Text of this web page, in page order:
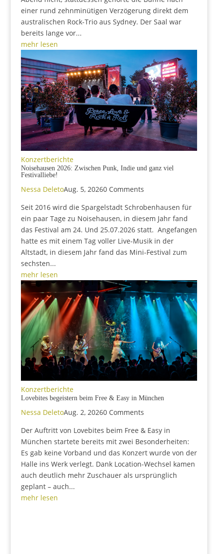
einer rund zehnminütigen Verzögerung direkt dem
australischen Rock-Trio aus Sydney. Der Saal war
bereits lange vor...
mehr lesen
Konzertberichte
Noisehausen 2026: Zwischen Punk, Indie und ganz viel
Festivalliebe!
Nessa DeletoAug. 5, 20260 Comments
Seit 2016 wird die Spargelstadt Schrobenhausen für
ein paar Tage zu Noisehausen, in diesem Jahr fand
das Festival am 24. Und 25.07.2026 statt. Angefangen
hatte es mit einem Tag voller Live-Musik in der
Altstadt, in diesem Jahr fand das Mini-Festival zum
sechsten...
mehr lesen
Konzertberichte
Lovebites begeistern beim Free & Easy in München
Nessa DeletoAug. 2, 20260 Comments
Der Auftritt von Lovebites beim Free & Easy in
München startete bereits mit zwei Besonderheiten:
Es gab keine Vorband und das Konzert wurde von der
Halle ins Werk verlegt. Dank Location-Wechsel kamen
auch deutlich mehr Zuschauer als ursprünglich
geplant – auch...
mehr lesen